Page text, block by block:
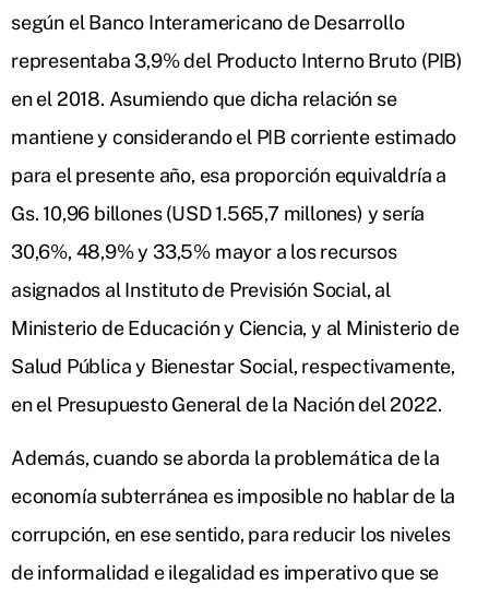
según el Banco Interamericano de Desarrollo
representaba 3,9% del Producto Interno Bruto (PIB)
en el 2018. Asumiendo que dicha relación se
mantiene y considerando el PIB corriente estimado
para el presente año, esa proporción equivaldría a
Gs. 10,96 billones (USD 1.565,7 millones) y sería
30,6%, 48,9% y 33,5% mayor a los recursos
asignados al Instituto de Previsión Social, al
Ministerio de Educación y Ciencia, y al Ministerio de
Salud Pública y Bienestar Social, respectivamente,
en el Presupuesto General de la Nación del 2022.
Además, cuando se aborda la problemática de la
economía subterránea es imposible no hablar de la
corrupción, en ese sentido, para reducir los niveles
de informalidad e ilegalidad es imperativo que se